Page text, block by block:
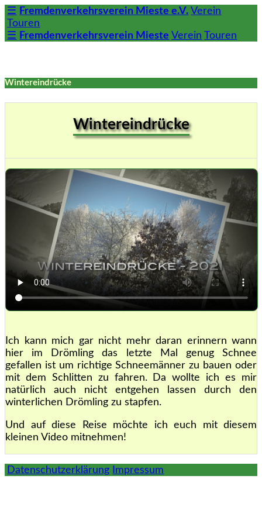
☰ Fremdenverkehrsverein Mieste e.V. Verein
Touren
☰ Fremdenverkehrsverein Mieste Verein Touren
Wintereindrücke
Wintereindrücke
Ich kann mich gar nicht mehr daran erinnern wann
hier im Drömling das letzte Mal genug Schnee
gefallen ist um richtige Schneemänner zu bauen oder
mit dem Schlitten zu fahren. Da wollte ich es mir
natürlich auch nicht entgehen lassen durch den
winterlichen Drömling zu stapfen.
Und auf diese Reise möchte ich euch mit diesem
kleinen Video mitnehmen!
Datenschutzerklärung Impressum